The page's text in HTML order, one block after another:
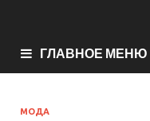
ГЛАВНОЕ МЕНЮ
МОДА